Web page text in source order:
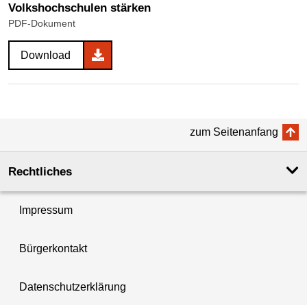
Volkshochschulen stärken
PDF-Dokument
Download
zum Seitenanfang
Rechtliches
Impressum
Bürgerkontakt
Datenschutzerklärung